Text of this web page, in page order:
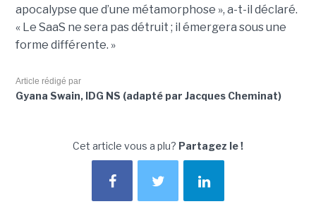
apocalypse que d’une métamorphose », a-t-il déclaré.
« Le SaaS ne sera pas détruit ; il émergera sous une
forme différente. »
Article rédigé par
Gyana Swain, IDG NS (adapté par Jacques Cheminat)
Cet article vous a plu? Partagez le !